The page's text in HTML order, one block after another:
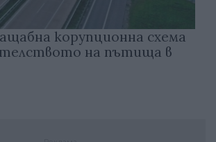
корупционна схема
на пътища в